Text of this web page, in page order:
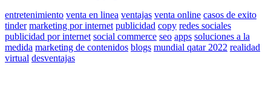
entretenimiento venta en linea ventajas venta online casos de exito
tinder marketing por internet publicidad copy redes sociales
publicidad por internet social commerce seo apps soluciones a la
medida marketing de contenidos blogs mundial qatar 2022 realidad
virtual desventajas